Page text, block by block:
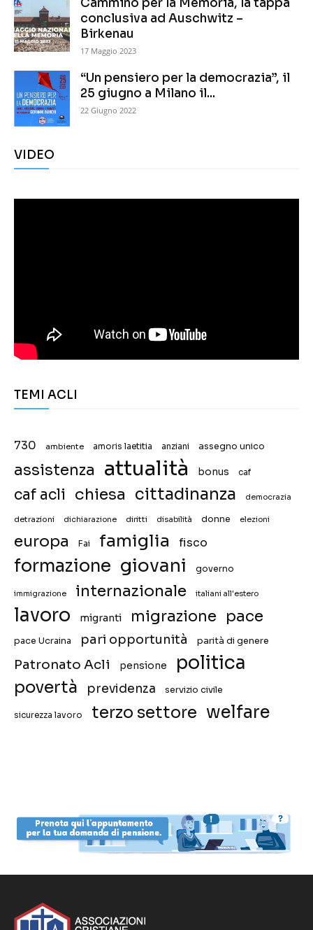
Cammino per la Memoria, la tappa
conclusiva ad Auschwitz –
Birkenau
17 Maggio 2023
“Un pensiero per la democrazia”, il
25 giugno a Milano il...
22 Giugno 2022
VIDEO
TEMI ACLI
730 ambiente amoris laetitia anziani assegno unico
assistenza attualità bonus caf
caf acli chiesa cittadinanza democrazia
detrazioni dichiarazione diritti disabilità donne elezioni
europa Fai famiglia fisco
formazione giovani governo
immigrazione internazionale italiani all'estero
lavoro migranti migrazione pace
pace Ucraina pari opportunità parità di genere
Patronato Acli pensione politica
povertà previdenza servizio civile
sicurezza lavoro terzo settore welfare